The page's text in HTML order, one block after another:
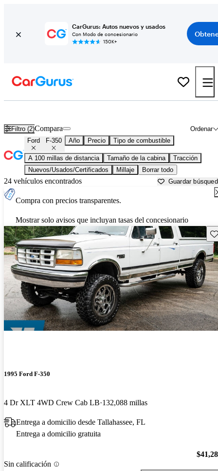
CarGurus: Autos nuevos y usados
Con Modo de concesionario
150K+
Filtro (2) Ordenar
Compara
Ford F-350 Año Precio Tipo de combustible
A 100 millas de distancia Tamaño de la cabina
Tracción
Nuevos/Usados/Certificados
Millaje Borrar todo
24 vehículos encontrados Guardar
Compra con precios transparentes.
Mostrar solo avisos que incluyan tasas del concesionario
1995 Ford F-350
4 Dr XLT 4WD Crew Cab LB 132,088 millas
Entrega a domicilio desde Tallahassee, FL
Entrega a domicilio gratuita
Sin calificación